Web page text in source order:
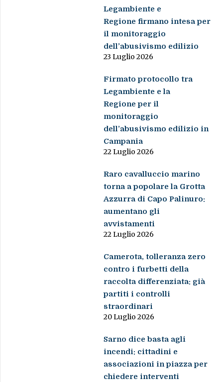
Legambiente e
Regione firmano intesa per
il monitoraggio
dell’abusivismo edilizio
23 Luglio 2026
Firmato protocollo tra
Legambiente e la
Regione per il
monitoraggio
dell’abusivismo edilizio in
Campania
22 Luglio 2026
Raro cavalluccio marino
torna a popolare la Grotta
Azzurra di Capo Palinuro:
aumentano gli
avvistamenti
22 Luglio 2026
Camerota, tolleranza zero
contro i furbetti della
raccolta differenziata: già
partiti i controlli
straordinari
20 Luglio 2026
Sarno dice basta agli
incendi: cittadini e
associazioni in piazza per
chiedere interventi